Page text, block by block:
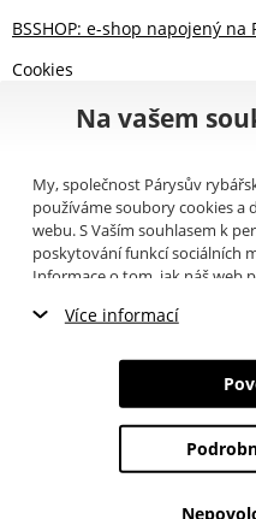
BSSHOP: e-shop napojený na
Cookies
Na vašem
My, společnost Párysův
používáme soubory cookies a
webu. S Vaším souhlasem k
poskytování funkcí sociálních
Informace o tom, jak náš web
můžete přečíst, jak tyto
poskytli nebo které získali v
služby. Tyto údaje zahrnují
adresu a další informace
Více informací
Nezbytné cookies
Marketingové cookies